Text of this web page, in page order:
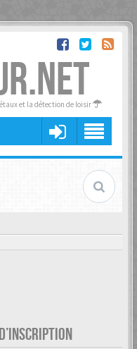
et la détection de loisir